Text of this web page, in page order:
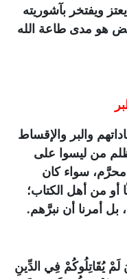
ويفتخر بآشوريته
هو مدى طاعة الله
والبر والإقساط
من ليسوا على
محرَّم، سواء كان
أو من أهل الكتاب؛
بل أمرنا أن نبرَّهم.
لَمْ يُقَاتِلُوكُمْ فِي الدِّينِ